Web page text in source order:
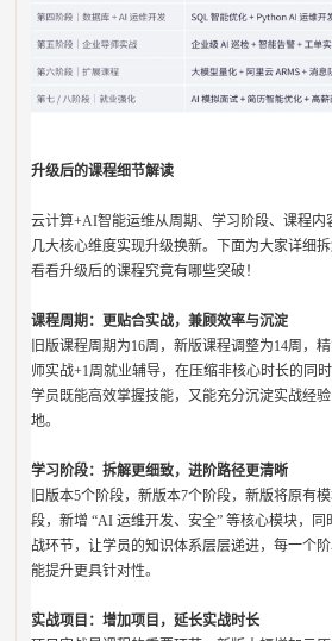
升级后的课程细节解读
云计算+AI智能运维从周期、学习阶段、课程
几大核心维度实现升级换新。下面为大家详细拆
看看升级后的课程究竟有哪些突破！
课程周期：更贴合实战，兼顾效率与沉淀
旧版课程周期为16周，新版课程调整为14周，
师实战+1周就业辅导，在压缩非核心时长的同
学员既能高效掌握技能，又能充分沉淀实战经
地。
学习阶段：拆解更细致，进阶路径更清晰
旧版本5个阶段，新版本7个阶段，新版将原有
段，新增 “AI 运维开发、安全” 等核心模块，
战环节，让学员的知识体系层层递进，每一个
能提升更具针对性。
实战项目：增加项目，延长实战时长